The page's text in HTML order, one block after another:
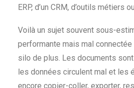
ERP, d’un CRM, d’outils métiers
Voilà un sujet souvent sous-
performante mais mal
silo de plus. Les documents
les données circulent mal et les
encore copier-coller, exporter,